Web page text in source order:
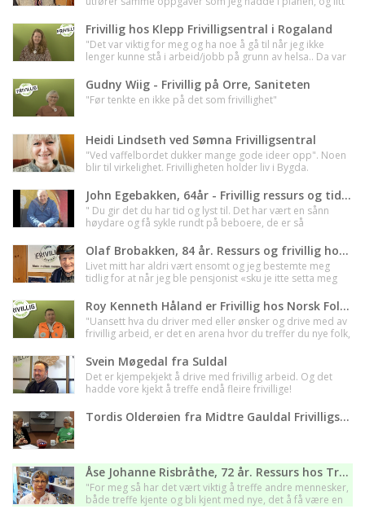
Frivillig hos Klepp Frivilligsentral i Rogaland
"Det var viktig for meg og ha noe å gå til når jeg ikke
lenger kunne stå i arbeid/jobb på grunn av helsa.. Da var
betyr noe for andre, og jeg utgjør en forskjell for andre"
Gudny Wiig - Frivillig på Orre, Saniteten
"Før tenkte en ikke på det som frivillighet"
Heidi Lindseth ved Sømna Frivilligsentral
"Ved vaffelbordet dukker mange gode ideer opp". Noen
blir til virkelighet. Frivilligheten holder liv i Bygda.
John Egebakken, 64år - Frivillig ressurs og tidgiver hos Blåkors Kristiansand
" Du gir det du har tid og lyst til. Det har vært en sånn
høydare og få sykle rundt på beboere, de er så
Olaf Brobakken, 84 år. Ressurs og frivillig hos Løten Frivilligsentral - Innlandet
Livet mitt har aldri vært ensomt og jeg bestemte meg
tidlig for at når jeg ble pensjonist «sku je itte setta meg
Roy Kenneth Håland er Frivillig hos Norsk Folkehjelp i Hå - Rogaland. " Det hele startet med et veddemål "
"Uansett hva du driver med eller ønsker og drive med av
frivillig arbeid, er det en arena hvor du treffer du nye folk,
Svein Møgedal fra Suldal
Det er kjempekjekt å drive med frivillig arbeid. Og det
hadde vore kjekt å treffe endå fleire frivillige!
Tordis Olderøien fra Midtre Gauldal Frivilligsentral
Åse Johanne Risbråthe, 72 år. Ressurs hos Trøgstad Frivilligsentral - Viken
"For meg så har det vært viktig å treffe andre mennesker,
både treffe kjente og bli kjent med nye, det å få være en